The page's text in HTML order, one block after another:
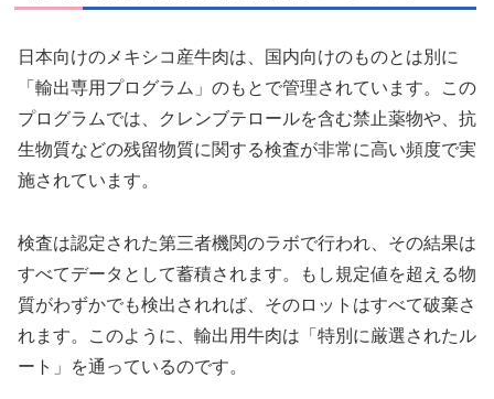
日本向けのメキシコ産牛肉は、国内向けのものとは別に
「輸出専用プログラム」のもとで管理されています。この
プログラムでは、クレンブテロールを含む禁止薬物や、抗
生物質などの残留物質に関する検査が非常に高い頻度で実
施されています。
検査は認定された第三者機関のラボで行われ、その結果は
すべてデータとして蓄積されます。もし規定値を超える物
質がわずかでも検出されれば、そのロットはすべて破棄さ
れます。このように、輸出用牛肉は「特別に厳選されたル
ート」を通っているのです。